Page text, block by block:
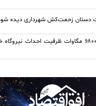
دستان زحمت‌کش شهرداری دیده
شناسایی ۶۸۰۰ مگاوات ظرفیت احداث